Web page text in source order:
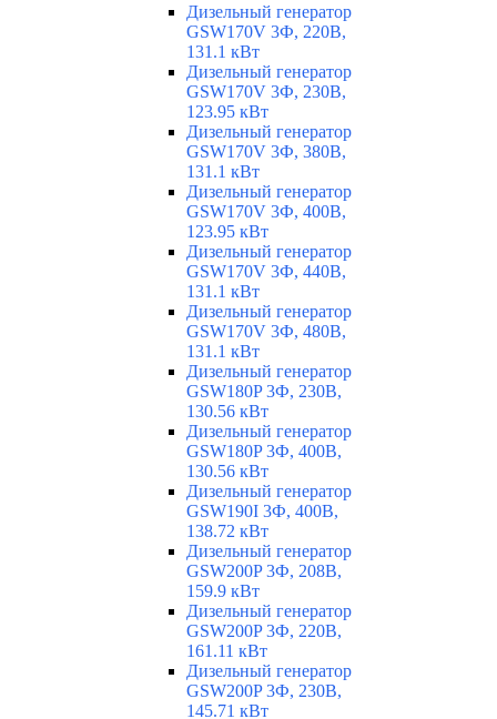
Дизельный генератор
GSW170V 3Ф, 220В,
131.1 кВт
Дизельный генератор
GSW170V 3Ф, 230В,
123.95 кВт
Дизельный генератор
GSW170V 3Ф, 380В,
131.1 кВт
Дизельный генератор
GSW170V 3Ф, 400В,
123.95 кВт
Дизельный генератор
GSW170V 3Ф, 440В,
131.1 кВт
Дизельный генератор
GSW170V 3Ф, 480В,
131.1 кВт
Дизельный генератор
GSW180P 3Ф, 230В,
130.56 кВт
Дизельный генератор
GSW180P 3Ф, 400В,
130.56 кВт
Дизельный генератор
GSW190I 3Ф, 400В,
138.72 кВт
Дизельный генератор
GSW200P 3Ф, 208В,
159.9 кВт
Дизельный генератор
GSW200P 3Ф, 220В,
161.11 кВт
Дизельный генератор
GSW200P 3Ф, 230В,
145.71 кВт